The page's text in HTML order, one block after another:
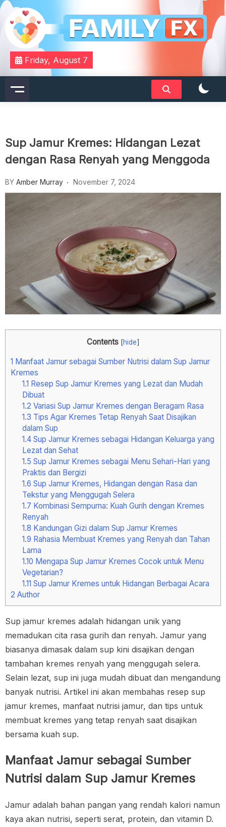
Skip
content
Familyfx
Your Daily Dose of Family Wisdom
Friday, August 7
Sup Jamur Kremes: Hidangan Lezat
dengan Rasa Renyah yang Menggoda
BY Amber Murray November 7, 2024
Contents [hide]
1 Manfaat Jamur sebagai Sumber Nutrisi dalam Sup Jamur
Kremes
1.1 Resep Sup Jamur Kremes yang Lezat dan Mudah
Dibuat
1.2 Variasi Sup Jamur Kremes dengan Beragam Rasa
1.3 Tips Agar Kremes Tetap Renyah Saat Disajikan
dalam Sup
1.4Sup Jamur Kremes sebagai Hidangan Keluarga yang
Lezat dan Sehat
1.5 Sup Jamur Kremes sebagai Menu Sehari-Hari yang
Praktis dan Bergizi
1.6 Sup Jamur Kremes, Hidangan dengan Rasa dan
Tekstur yang Menggugah Selera
1.7 Kombinasi Sempurna: Kuah Gurih dengan Kremes
Renyah
1.8 Kandungan Gizi dalam Sup Jamur Kremes
1.9 Rahasia Membuat Kremes yang Renyah dan Tahan
Lama
1.10 Mengapa Sup Jamur Kremes Cocok untuk Menu
Vegetarian?
1.11 Sup Jamur Kremes untuk Hidangan Berbagai Acara
2 Author
Sup jamur kremes adalah hidangan unik yang
memadukan cita rasa gurih dan renyah. Jamur yang
biasanya dimasak dalam sup kini disajikan dengan
tambahan kremes renyah yang menggugah selera.
Selain lezat, sup ini juga mudah dibuat dan mengandung
banyak nutrisi. Artikel ini akan membahas resep sup
jamur kremes, manfaat nutrisi jamur, dan tips untuk
membuat kremes yang tetap renyah saat disajikan
bersama kuah sup.
Manfaat Jamur sebagai Sumber
Nutrisi dalam Sup Jamur Kremes
Jamur adalah bahan pangan yang rendah kalori namun
kaya akan nutrisi, seperti serat, protein, dan vitamin D.